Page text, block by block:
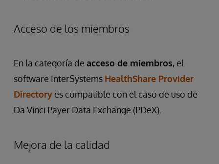
Acceso de los miembros
En la categoría de acceso de miembros, el
software InterSystems HealthShare Provider
Directory es compatible con el caso de uso de
Da Vinci Payer Data Exchange (PDeX).
Mejora de la calidad